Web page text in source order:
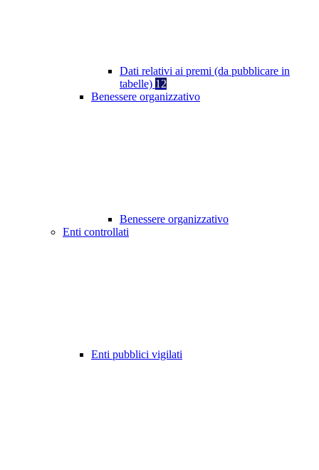
Dati relativi ai premi (da pubblicare in
tabelle) 12
Benessere organizzativo
Benessere organizzativo
Enti controllati
Enti pubblici vigilati